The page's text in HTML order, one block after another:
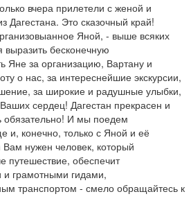
вчера прилетели с женой и
Дагестана. Это сказочный край!
Яной, - выше всяких
выразить бесконечную
Яне за организацию, Вартану и
о нас, за интереснейшие экскурсии,
за широкие и радушные улыбки,
сердец! Дагестан прекрасен и
обязательно! И мы поедем
и, конечно, только с Яной и её
нужен человек, который
путешествие, обеспечит
грамотными гидами,
транспортом - смело обращайтесь к